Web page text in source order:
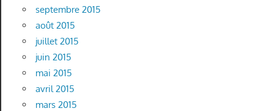
septembre 2015
août 2015
juillet 2015
juin 2015
mai 2015
avril 2015
mars 2015